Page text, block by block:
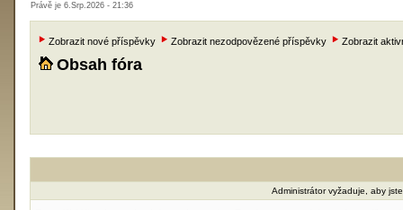
Právě je 6.Srp.2026 - 21:36
Zobrazit nové příspěvky Zobrazit nezodpovězené příspěvky Zobrazit
Obsah fóra
Administrátor vyžaduje, aby